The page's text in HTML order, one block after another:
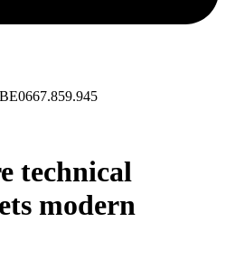
technical
modern